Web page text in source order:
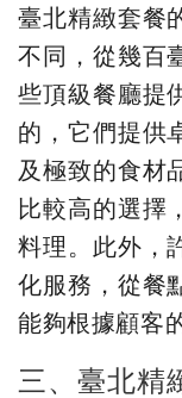
臺北精緻套餐
不同，從幾百
些頂級餐廳提
的，它們提供
及極致的食材
比較高的選擇
料理。此外，
化服務，從餐
能夠根據顧客
三、臺北精